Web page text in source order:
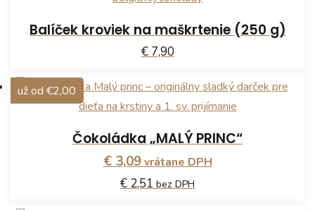
Balíček kroviek na maškrtenie (250 g)
€ 7,90
Čokoládka „MALÝ PRINC“
€ 3,09vrátane DPH
€ 2,51 bez DPH
už od €2,00